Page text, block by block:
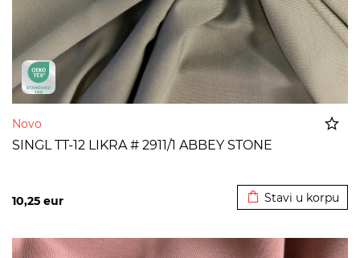
Novo
SINGL TT-12 LIKRA # 2911/1 ABBEY STONE
10,25 eur Stavi u korpu